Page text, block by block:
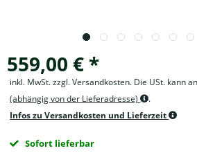
559,00 € *
inkl. MwSt. zzgl. Versandkosten. Die USt. kann
(abhängig von der Lieferadresse)
.
Infos zu Versandkosten und Lieferzeit
Sofort lieferbar